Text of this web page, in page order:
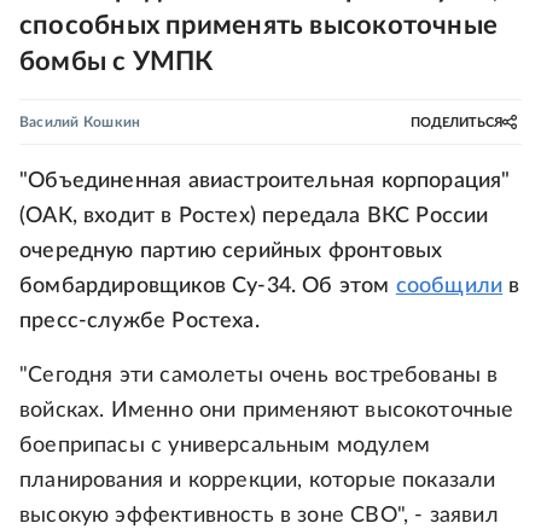
способных применять высокоточные
бомбы с УМПК
Василий Кошкин ПОДЕЛИТЬСЯ
"Объединенная авиастроительная корпорация"
(ОАК, входит в Ростех) передала ВКС России
очередную партию серийных фронтовых
бомбардировщиков Су-34. Об этом сообщили в
пресс-службе Ростеха.
"Сегодня эти самолеты очень востребованы в
войсках. Именно они применяют высокоточные
боеприпасы с универсальным модулем
планирования и коррекции, которые показали
высокую эффективность в зоне СВО", - заявил